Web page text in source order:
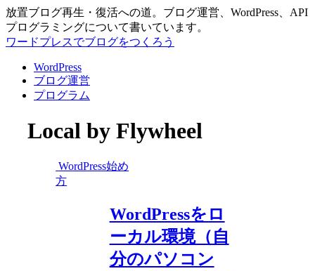
放置ブログ再生・復活への道。ブログ運営、WordPress、API
プログラミングについて書いています。
ワードプレスでブログをつくろう
WordPress
ブログ運営
プログラム
Local by Flywheel
WordPress始め
方
WordPressをロ
ーカル環境（自
分のパソコン